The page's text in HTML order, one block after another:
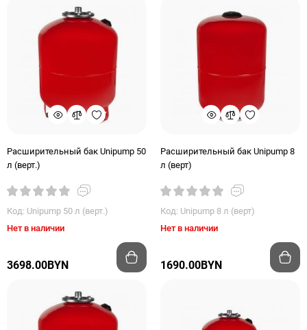
Расширительный бак Unipump 50
л (верт.)
Код: Unipump 50 л (верт.)
Нет в наличии
3698.00BYN
Расширительный бак Unipump 8
л (верт)
Код: Unipump 8 л (верт)
Нет в наличии
1690.00BYN